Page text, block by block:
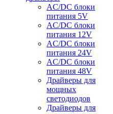
AC/DC блоки
питания 5V
AC/DC блоки
питания 12V
AC/DC блоки
питания 24V
AC/DC блоки
питания 48V
Драйверы для
мощных
светодиодов
Драйверы для